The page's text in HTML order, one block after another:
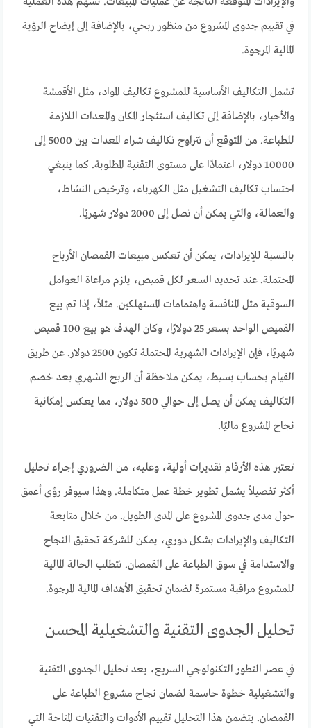
في تقييم جدوى المشروع من منظور ربحي، بالإضافة إلى إيضاح الرؤية
المالية المرجوة.
تشمل التكاليف الأساسية للمشروع تكاليف المواد، مثل الأقمشة
والأحبار، بالإضافة إلى تكاليف استئجار المكان والمعدات اللازمة
للطباعة. من المتوقع أن تتراوح تكاليف شراء المعدات بين 5000 إلى
10000 دولار، اعتمادًا على مستوى التقنية المطلوبة. كما ينبغي
احتساب تكاليف التشغيل مثل الكهرباء، وترخيص النشاط،
والعمالة، والتي يمكن أن تصل إلى 2000 دولار شهريًا.
بالنسبة للإيرادات، يمكن أن تعكس مبيعات القمصان الأرباح
المحتملة. عند تحديد السعر لكل قميص، يلزم مراعاة العوامل
السوقية مثل المنافسة واهتمامات المستهلكين. مثلاً، إذا تم بيع
القميص الواحد بسعر 25 دولارًا، وكان الهدف هو بيع 100 قميص
شهريًا، فإن الإيرادات الشهرية المحتملة تكون 2500 دولار. عن طريق
القيام بحساب بسيط، يمكن ملاحظة أن الربح الشهري بعد خصم
التكاليف يمكن أن يصل إلى حوالي 500 دولار، مما يعكس إمكانية
نجاح المشروع ماليًا.
تعتبر هذه الأرقام تقديرات أولية، وعليه، من الضروري إجراء تحليل
أكثر تفصيلاً يشمل تطوير خطة عمل متكاملة. وهذا سيوفر رؤى أعمق
حول مدى جدوى المشروع على المدى الطويل. من خلال متابعة
التكاليف والإيرادات بشكل دوري، يمكن للشركة تحقيق النجاح
والاستدامة في سوق الطباعة على القمصان. تتطلب الحالة المالية
للمشروع مراقبة مستمرة لضمان تحقيق الأهداف المالية المرجوة.
تحليل الجدوى التقنية والتشغيلية المحسن
في عصر التطور التكنولوجي السريع، يعد تحليل الجدوى التقنية
والتشغيلية خطوة حاسمة لضمان نجاح مشروع الطباعة على
القمصان. يتضمن هذا التحليل تقييم الأدوات والتقنيات المتاحة التي